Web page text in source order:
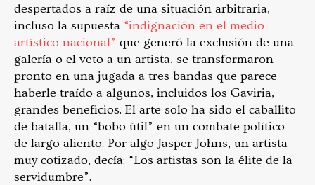
despertados a raíz de una situación arbitraria,
incluso la supuesta “indignación en el medio
artístico nacional” que generó la exclusión de una
galería o el veto a un artista, se transformaron
pronto en una jugada a tres bandas que parece
haberle traído a algunos, incluidos los Gaviria,
grandes beneficios. El arte solo ha sido el caballito
de batalla, un “bobo útil” en un combate político
de largo aliento. Por algo Jasper Johns, un artista
muy cotizado, decía: “Los artistas son la élite de la
servidumbre”.